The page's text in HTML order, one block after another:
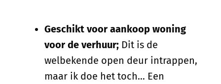
Geschikt voor aankoop woning
voor de verhuur; Dit is de
welbekende open deur intrappen,
maar ik doe het toch… Een